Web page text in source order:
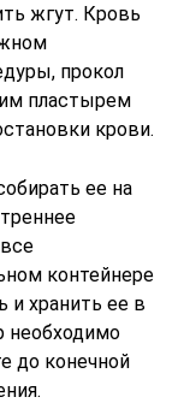
жгут. Кровь
прокол
пластырем
крови.
ее на
контейнере
и хранить ее в
необходимо
до конечной